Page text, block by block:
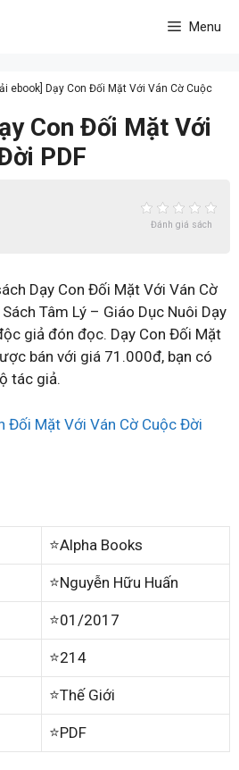
Menu
ebook] Dạy Con Đối Mặt Với Ván Cờ Cuộc
Con Đối Mặt Với
PDF
Đánh giá sách
Dạy Con Đối Mặt Với Ván Cờ
Tâm Lý – Giáo Dục Nuôi Dạy
giả đón đọc. Dạy Con Đối Mặt
bán với giá 71.000đ, bạn có
tác giả.
Đối Mặt Với Ván Cờ Cuộc Đời
⭐Alpha Books
⭐Nguyễn Hữu Huấn
⭐01/2017
⭐214
⭐Thế Giới
⭐PDF